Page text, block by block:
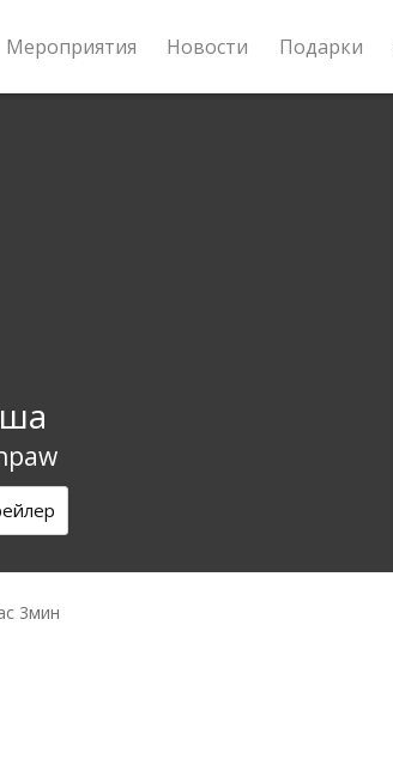
Мероприятия Новости Подарки
3мин